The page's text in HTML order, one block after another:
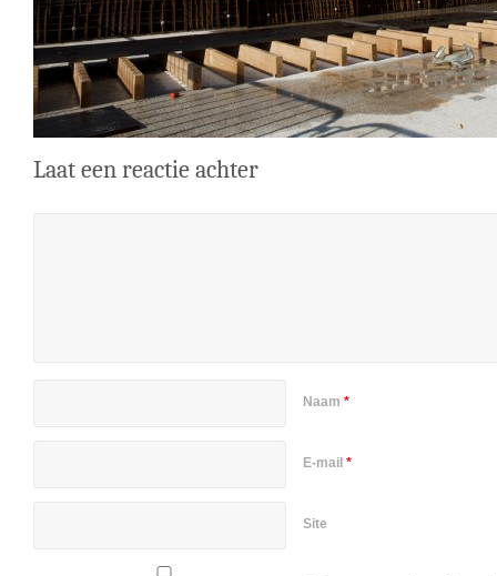
Laat een reactie achter
Naam *
E-mail *
Site